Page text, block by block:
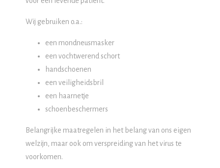
Wij gebruiken o.a.:
een mondneusmasker
een vochtwerend schort
handschoenen
een veiligheidsbril
een haarnetje
schoenbeschermers
Belangrijke maatregelen in het belang van ons eigen
welzijn, maar ook om verspreiding van het virus te
voorkomen.